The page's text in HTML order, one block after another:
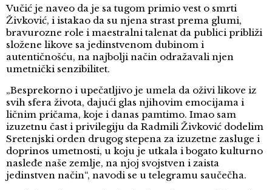
Vučić je naveo da je sa tugom primio vest o smrti
Živković, i istakao da su njena strast prema glumi,
bravurozne role i maestralni talenat da publici približi
složene likove sa jedinstvenom dubinom i
autentičnošću, na najbolji način odražavali njen
umetnički senzibilitet.
„Besprekorno i upečatljivo je umela da oživi likove iz
svih sfera života, dajući glas njihovim emocijama i
ličnim pričama, koje i danas pamtimo. Imao sam
izuzetnu čast i privilegiju da Radmili Živković dodelim
Sretenjski orden drugog stepena za izuzetne zasluge i
doprinos umetnosti, u koju je utkala i bogato kulturno
nasleđe naše zemlje, na njoj svojstven i zaista
jedinstven način“, navodi se u telegramu saučečha.